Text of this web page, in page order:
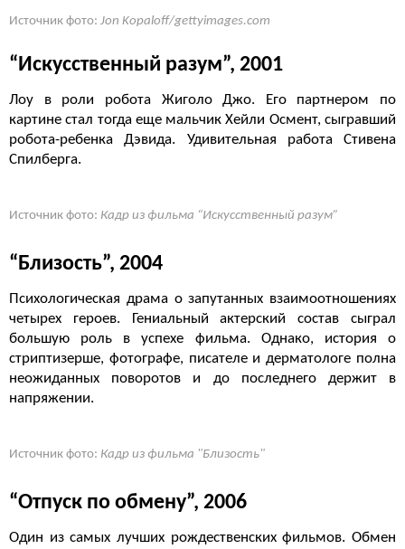
Источник фото: Jon Kopaloff/gettyimages.com
“Искусственный разум”, 2001
Лоу в роли робота Жиголо Джо. Его партнером по
картине стал тогда еще мальчик Хейли Осмент, сыгравший
робота-ребенка Дэвида. Удивительная работа Стивена
Спилберга.
Источник фото: Кадр из фильма “Искусственный разум”
“Близость”, 2004
Психологическая драма о запутанных взаимоотношениях
четырех героев. Гениальный актерский состав сыграл
большую роль в успехе фильма. Однако, история о
стриптизерше, фотографе, писателе и дерматологе полна
неожиданных поворотов и до последнего держит в
напряжении.
Источник фото: Кадр из фильма "Близость"
“Отпуск по обмену”, 2006
Один из самых лучших рождественских фильмов. Обмен